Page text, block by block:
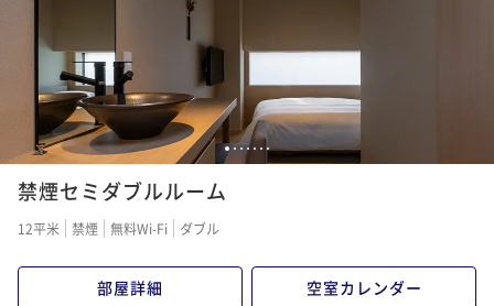
1234 5 6 7
禁煙セミダブルルーム
12平米 禁煙 無料Wi-Fi ダブル
部屋詳細 空室カレンダー